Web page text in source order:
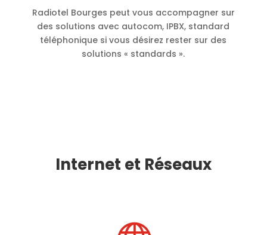
Radiotel Bourges peut vous accompagner sur
des solutions avec autocom, IPBX, standard
téléphonique si vous désirez rester sur des
solutions « standards ».
Internet et Réseaux